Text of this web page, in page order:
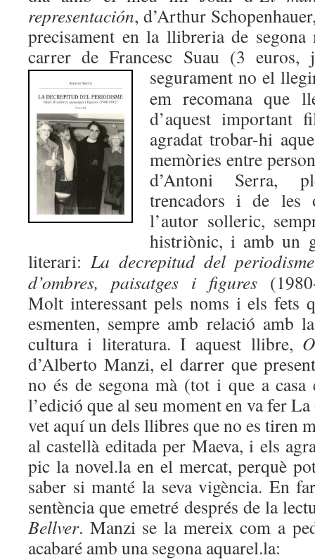
representación, d’Arthur
precisament en la llibreria de segona
carrer de Francesc Suau (3
segurament no el
em recomana que
d’aquest important
agradat trobar-hi
memòries entre
d’Antoni Serra,
trencadors i de les
l’autor solleric,
histriònic, i amb un
literari: La decrepitud del
d’ombres, paisatges i figures
Molt interessant pels noms i els fets
esmenten, sempre amb relació amb
cultura i literatura. I aquest llibre,
d’Alberto Manzi, el darrer que
no és de segona mà (tot i que a casa
l’edició que al seu moment en va fer
vet aquí un dels llibres que no es tiren
al castellà editada per Maeva, i els
pic la novel.la en el mercat, perquè
saber si manté la seva vigència. En
sentència que emetré després de la
Bellver. Manzi se la mereix com a
acabaré amb una segona aquarel.la: